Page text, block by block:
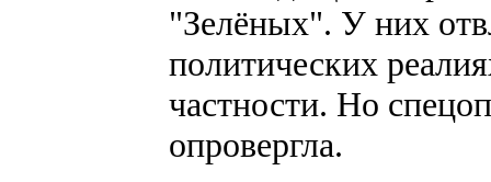
"Зелёных". У них
политических
частности. Но
опровергла.